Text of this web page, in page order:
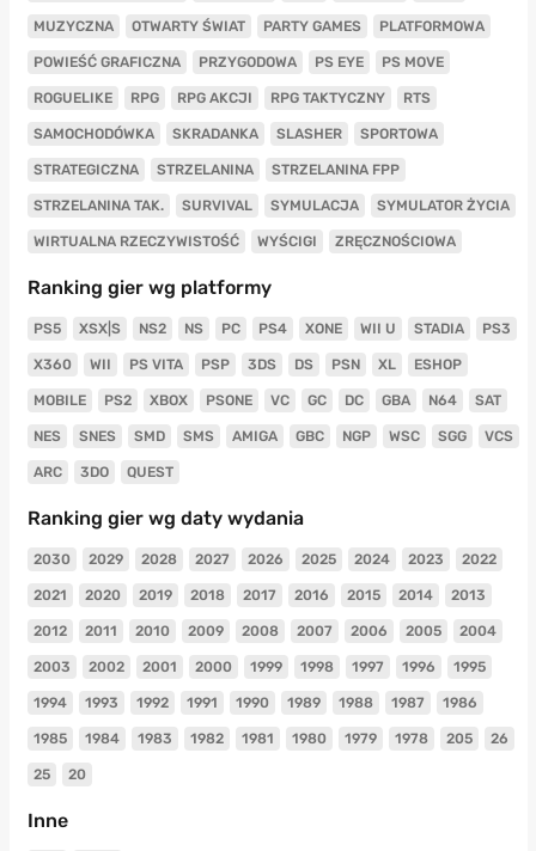
MUZYCZNA OTWARTY ŚWIAT PARTY GAMES PLATFORMOWA
POWIEŚĆ GRAFICZNA PRZYGODOWA PS EYE PS MOVE
ROGUELIKE RPG RPG AKCJI RPG TAKTYCZNY RTS
SAMOCHODÓWKA SKRADANKA SLASHER SPORTOWA
STRATEGICZNA STRZELANINA STRZELANINA FPP
STRZELANINA TAK. SURVIVAL SYMULACJA SYMULATOR ŻYCIA
WIRTUALNA RZECZYWISTOŚĆ WYŚCIGI ZRĘCZNOŚCIOWA
Ranking gier wg platformy
PS5 XSX|S NS2 NS PC PS4 XONE WII U STADIA PS3
X360 WII PS VITA PSP 3DS DS PSN XL ESHOP
MOBILE PS2 XBOX PSONE VC GC DC GBA N64 SAT
NES SNES SMD SMS AMIGA GBC NGP WSC SGG VCS
ARC 3DO QUEST
Ranking gier wg daty wydania
2030 2029 2028 2027 2026 2025 2024 2023 2022
2021 2020 2019 2018 2017 2016 2015 2014 2013
2012 2011 2010 2009 2008 2007 2006 2005 2004
2003 2002 2001 2000 1999 1998 1997 1996 1995
1994 1993 1992 1991 1990 1989 1988 1987 1986
1985 1984 1983 1982 1981 1980 1979 1978 205 26
25 20
Inne